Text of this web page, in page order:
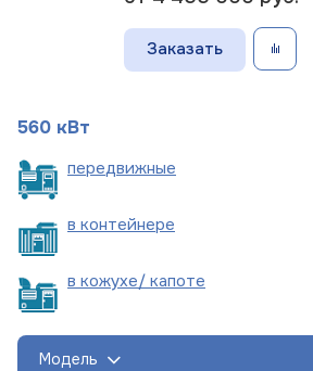
Заказать
560 кВт
передвижные
в контейнере
в кожухе/ капоте
Модель